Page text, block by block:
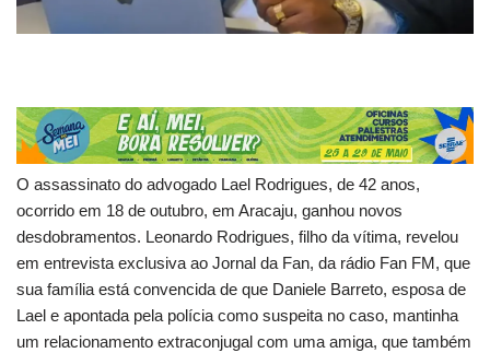
O assassinato do advogado Lael Rodrigues, de 42 anos,
ocorrido em 18 de outubro, em Aracaju, ganhou novos
desdobramentos. Leonardo Rodrigues, filho da vítima, revelou
em entrevista exclusiva ao Jornal da Fan, da rádio Fan FM, que
sua família está convencida de que Daniele Barreto, esposa de
Lael e apontada pela polícia como suspeita no caso, mantinha
um relacionamento extraconjugal com uma amiga, que também